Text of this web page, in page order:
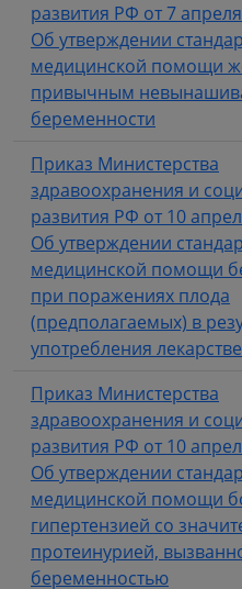
развития РФ от 7
Об утверждении
медицинской помощи
привычным
беременности
Приказ Министерства
здравоохранения и
развития РФ от 10
Об утверждении
медицинской помощи
при поражениях плода
(предполагаемых) в
употребления
Приказ Министерства
здравоохранения и
развития РФ от 10
Об утверждении
медицинской помощи
гипертензией со
протеинурией,
беременностью